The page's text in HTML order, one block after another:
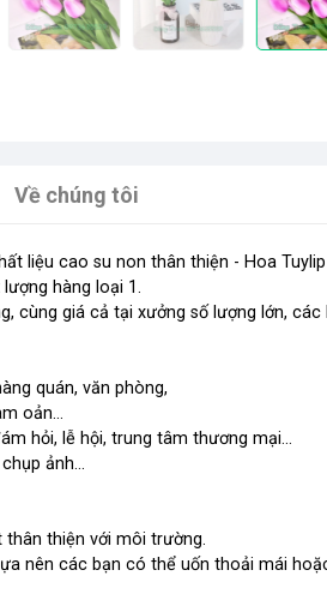
Về chúng tôi
liệu cao su non thân thiện - Hoa
hàng loại 1.
cùng giá cả tại xưởng số lượng lớn,
quán, văn phòng,
oản...
hỏi, lễ hội, trung tâm thương mại...
ảnh...
thiện với môi trường.
nên các bạn có thể uốn thoải mái